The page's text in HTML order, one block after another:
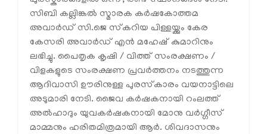
സിബി കല്ലിങ്കൽ സ്മാരക കർഷകോത്തമ
അവാർഡ് സി.ജെ സ്‌കറിയ പിള്ളയ്ക്കും കേര
കേസരി അവാർഡ് എൻ മഹേഷ് കുമാറിനും
ലഭിച്ചു. പൈതൃക കൃഷി / വിത്ത് സംരക്ഷണം /
വിളകളുടെ സംരക്ഷണ പ്രവർത്തനം നടത്തുന്ന
ആദിവാസി ഊരിനുള്ള പുരസ്‌കാരം വയനാട്ടിലെ
അടുമാരി നേടി. ജൈവ കർഷകനായി റംലത്ത്
അൽഹാദും യുവകർഷകനായി മോനു വർഗ്ഗീസ്
മാമ്മനും ഹരിതമിത്രമായി ആർ. ശിവദാസനും